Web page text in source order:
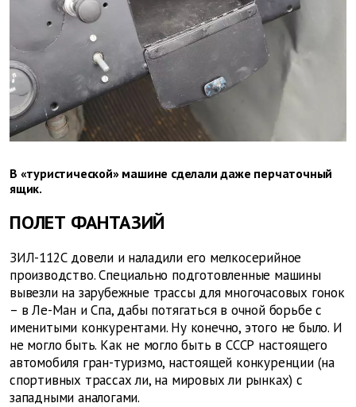
В «туристической» машине сделали даже перчаточный
ящик.
ПОЛЕТ ФАНТАЗИЙ
ЗИЛ-112С довели и наладили его мелкосерийное
производство. Специально подготовленные машины
вывезли на зарубежные трассы для многочасовых гонок
– в Ле-Ман и Спа, дабы потягаться в очной борьбе с
именитыми конкурентами. Ну конечно, этого не было. И
не могло быть. Как не могло быть в СССР настоящего
автомобиля гран-туризмо, настоящей конкуренции (на
спортивных трассах ли, на мировых ли рынках) с
западными аналогами.